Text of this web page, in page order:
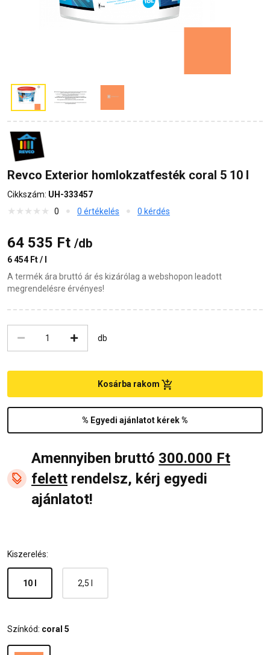
Revco Exterior homlokzatfesték coral 5 10 l
Cikkszám: UH-333457
0
0 értékelés 0 kérdés
64 535 Ft /db
6 454 Ft / l
A termék ára bruttó ár és kizárólag a webshopon leadott
megrendelésre érvényes!
db
% Egyedi ajánlatot kérek %
Kosárba rakom
Amennyiben bruttó 300.000 Ft
felett rendelsz, kérj egyedi
ajánlatot!
Kiszerelés:
10 l 2,5 l
Színkód: coral 5